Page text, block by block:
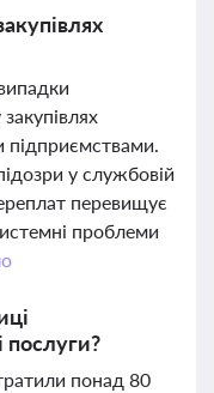
підприємствами.
у службовій
перевищує
проблеми
понад 80